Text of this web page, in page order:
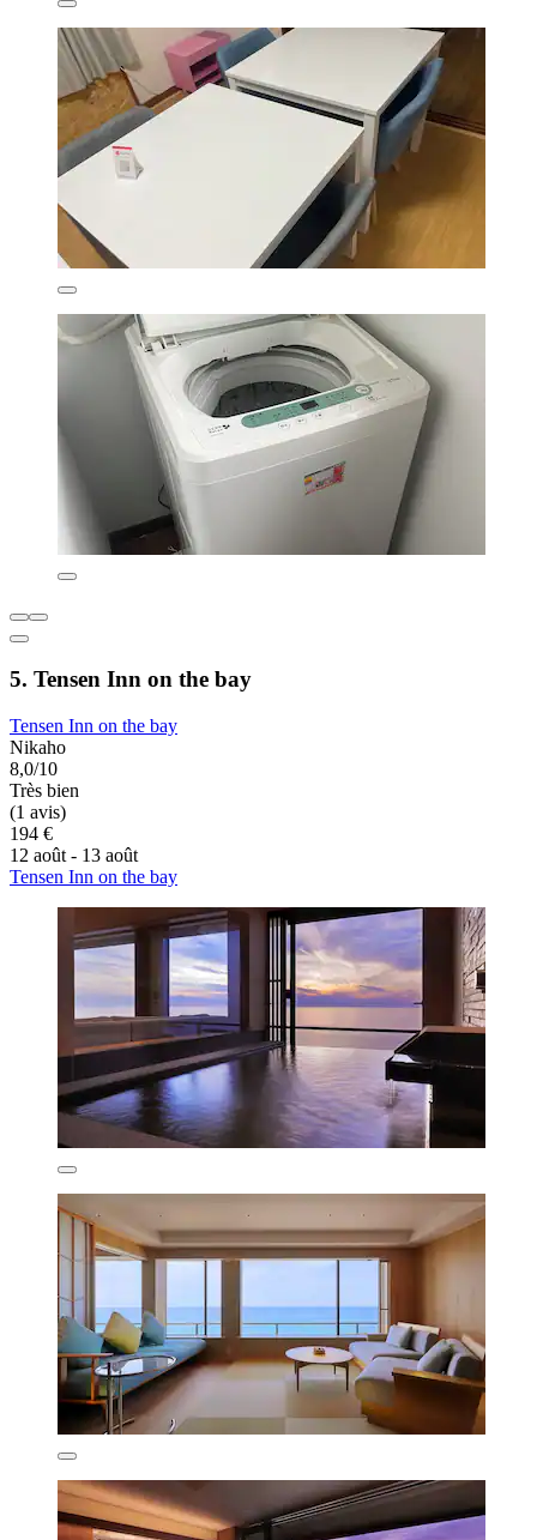
5. Tensen Inn on the bay
Tensen Inn on the bay
Nikaho
8,0/10
Très bien
(1 avis)
194 €
12 août - 13 août
Tensen Inn on the bay